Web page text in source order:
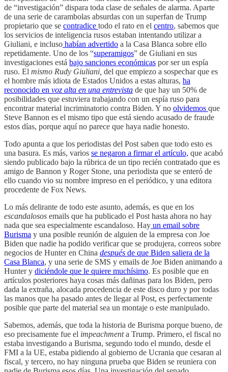
de “investigación” dispara toda clase de señales de alarma. Aparte
de una serie de carambolas absurdas con un superfan de Trump
propietario que se contradice todo el rato en el centro, sabemos que
los servicios de inteligencia rusos estaban intentando utilizar a
Giuliani, e incluso habían advertido a la Casa Blanca sobre ello
repetidamente. Uno de los “superamigos” de Giuliani en sus
investigaciones está bajo sanciones económicas por ser un espía
ruso. El mismo Rudy Giuliani, del que empiezo a sospechar que es
el hombre más idiota de Estados Unidos a estas alturas, ha
reconocido en voz alta en una entrevista de que hay un 50% de
posibilidades que estuviera trabajando con un espía ruso para
encontrar material incriminatorio contra Biden. Y no olvidemos que
Steve Bannon es el mismo tipo que está siendo acusado de fraude
estos días, porque aquí no parece que haya nadie honesto.
Todo apunta a que los periodistas del Post saben que todo esto es
una basura. Es más, varios se negaron a firmar el artículo, que acabó
siendo publicado bajo la rúbrica de un tipo recién contratado que es
amigo de Bannon y Roger Stone, una periodista que se enteró de
ello cuando vio su nombre impreso en el periódico, y una editora
procedente de Fox News.
Lo más delirante de todo este asunto, además, es que en los
escandalosos emails que ha publicado el Post hasta ahora no hay
nada que sea especialmente escandaloso. Hay un email sobre
Burisma y una posible reunión de alguien de la empresa con Joe
Biden que nadie ha podido verificar que se produjera, correos sobre
negocios de Hunter en China después de que Biden saliera de la
Casa Blanca, y una serie de SMS y emails de Joe Biden animando a
Hunter y diciéndole que le quiere muchísimo. Es posible que en
artículos posteriores haya cosas más dañinas para los Biden, pero
dada la extraña, alocada procedencia de este disco duro y por todas
las manos que ha pasado antes de llegar al Post, es perfectamente
posible que parte del material sea un montaje o este manipulado.
Sabemos, además, que toda la historia de Burisma porque bueno, de
eso precisamente fue el impeachmenta Trump. Primero, el fiscal no
estaba investigando a Burisma, segundo todo el mundo, desde el
FMI a la UE, estaba pidiendo al gobierno de Ucrania que cesaran al
fiscal, y tercero, no hay ninguna prueba que Biden se reuniera con